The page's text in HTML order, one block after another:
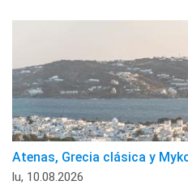
Atenas, Grecia clásica y
lu, 10.08.2026